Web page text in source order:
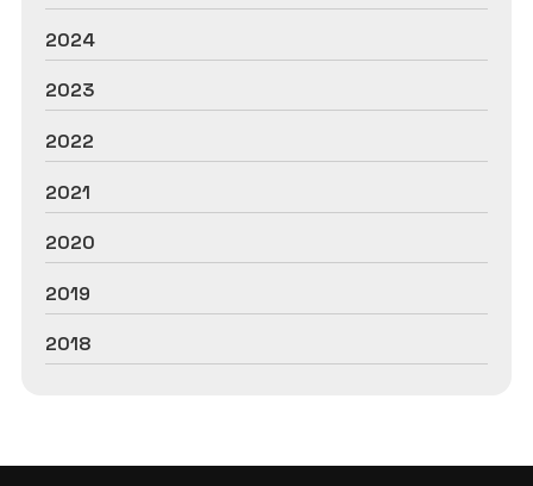
2024
2023
2022
2021
2020
2019
2018